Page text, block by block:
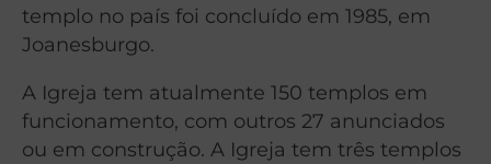
templo no país foi concluído em 1985, em
Joanesburgo.
A Igreja tem atualmente 150 templos em
funcionamento, com outros 27 anunciados
ou em construção. A Igreja tem três templos